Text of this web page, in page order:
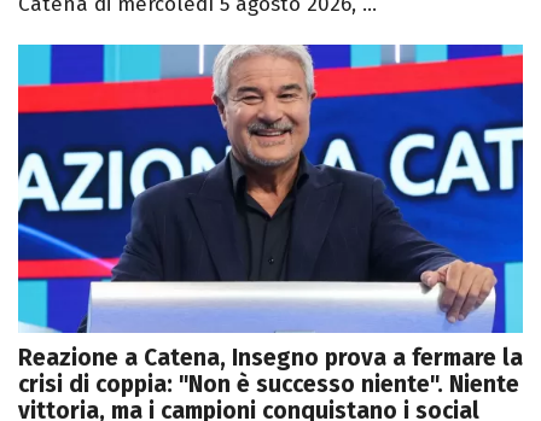
Reazione a Catena, Insegno prova a fermare la
crisi di coppia: "Non è successo niente". Niente
vittoria, ma i campioni conquistano i social